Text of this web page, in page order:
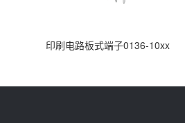
印刷电路板式端子0136-10xx